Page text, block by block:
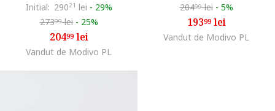
Initial: 29021 lei - 29%
27399lei - 25%
20499lei
Vandut de Modivo PL
20499lei - 5%
19399lei
Vandut de Modivo PL